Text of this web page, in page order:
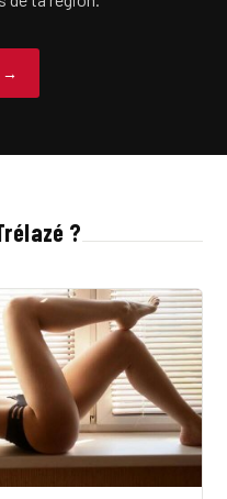
→
?